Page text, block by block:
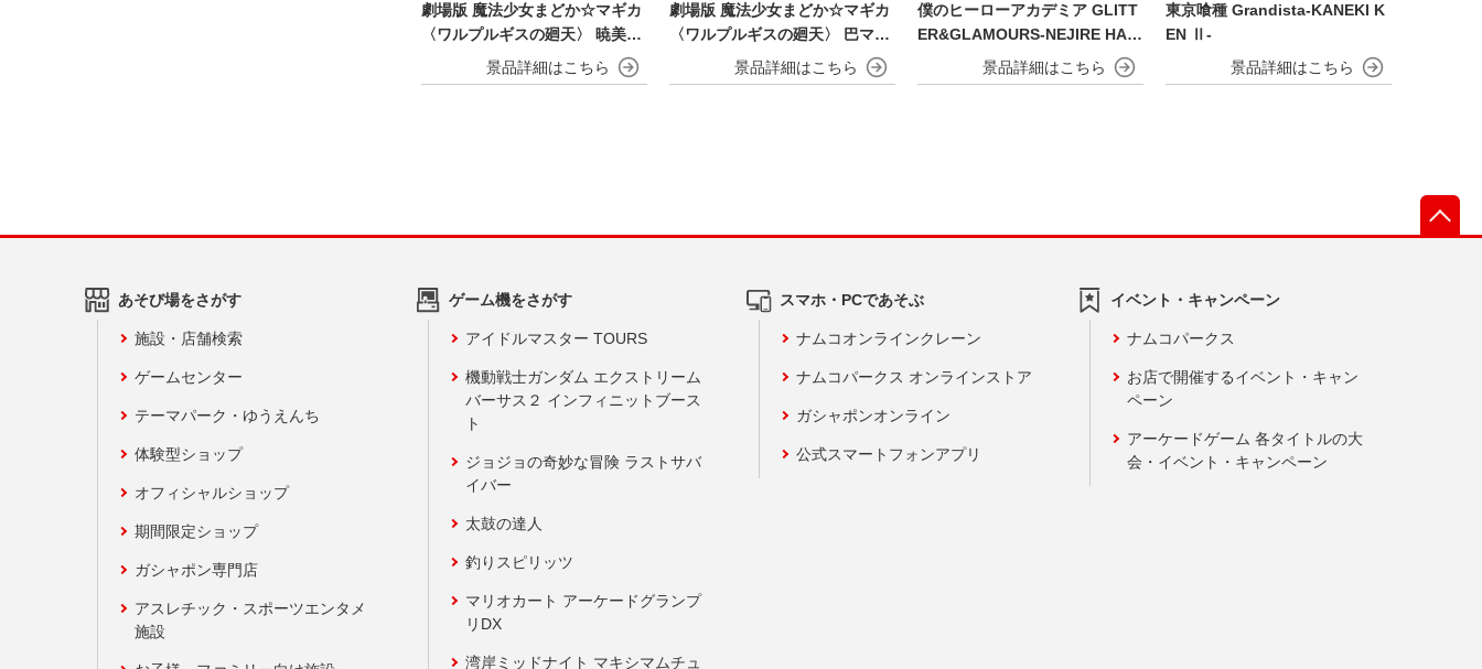
劇場版 魔法少女まどか☆マギカ
〈ワルプルギスの廻天〉 暁美ほ
むら フィギュア
劇場版 魔法少女まどか☆マギカ
〈ワルプルギスの廻天〉 巴マミ
フィギュア
僕のヒーローアカデミア GLITT
ER&GLAMOURS-NEJIRE HAD
東京喰種 Grandista-KANEKI K
EN Ⅱ-
あそび場をさがす
施設・店舗検索
ゲームセンター
テーマパーク・ゆうえんち
体験型ショップ
オフィシャルショップ
期間限定ショップ
ガシャポン専門店
アスレチック・スポーツエンタメ
施設
ゲーム機をさがす
アイドルマスター TOURS
機動戦士ガンダム エクストリーム
バーサス２ インフィニットブース
ト
ジョジョの奇妙な冒険 ラストサバ
イバー
太鼓の達人
釣りスピリッツ
マリオカート アーケードグランプ
リDX
湾岸ミッドナイト マキシマムチュ
スマホ・PCであそぶ
ナムコオンラインクレーン
ナムコパークス オンラインストア
ガシャポンオンライン
公式スマートフォンアプリ
イベント・キャンペーン
ナムコパークス
お店で開催するイベント・キャン
ペーン
アーケードゲーム 各タイトルの大
会・イベント・キャンペーン